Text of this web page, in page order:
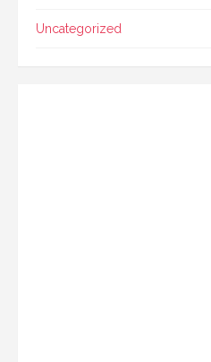
Uncategorized